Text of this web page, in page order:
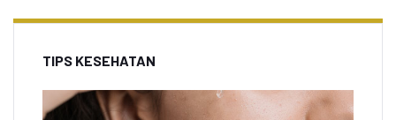
TIPS KESEHATAN